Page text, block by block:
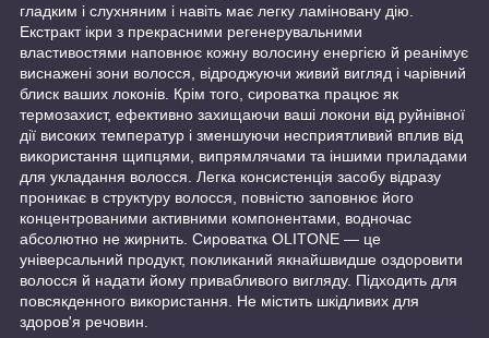
гладким і слухняним і навіть має легку ламіновану дію.
Екстракт ікри з прекрасними регенерувальними
властивостями наповнює кожну волосину енергією й реанімує
виснажені зони волосся, відроджуючи живий вигляд і чарівний
блиск ваших локонів. Крім того, сироватка працює як
термозахист, ефективно захищаючи ваші локони від руйнівної
дії високих температур і зменшуючи несприятливий вплив від
використання щипцями, випрямлячами та іншими приладами
для укладання волосся. Легка консистенція засобу відразу
проникає в структуру волосся, повністю заповнює його
концентрованими активними компонентами, водночас
абсолютно не жирнить. Сироватка OLITONE — це
універсальний продукт, покликаний якнайшвидше оздоровити
волосся й надати йому привабливого вигляду. Підходить для
повсякденного використання. Не містить шкідливих для
здоров'я речовин.